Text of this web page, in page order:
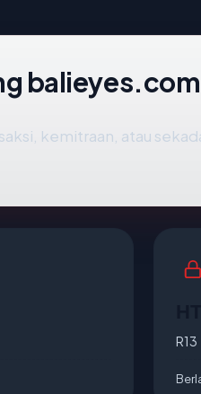
balieyes.com
kemitraan, atau
R13